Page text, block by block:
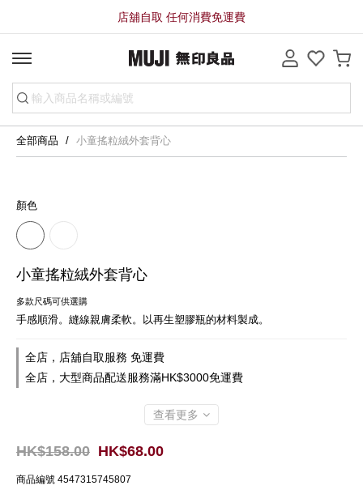
店舖自取 任何消費免運費
全部商品 小童搖粒絨外套背心
顏色
小童搖粒絨外套背心
多款尺碼可供選購
手感順滑。縫線親膚柔軟。以再生塑膠瓶的材料製成。
全店，店舖自取服務 免運費
全店，大型商品配送服務滿HK$3000免運費
查看更多
HK$68.00
HK$158.00
商品編號 4547315745807